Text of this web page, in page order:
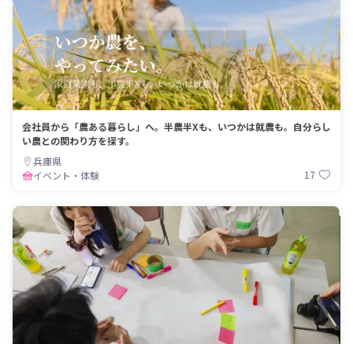
会社員から「農ある暮らし」へ。半農半Xも、いつかは就農も。自分らし
い農との関わり方を探す。
兵庫県
イベント・体験
17